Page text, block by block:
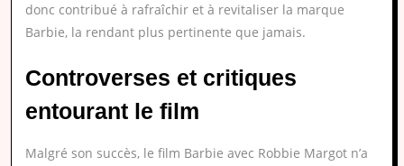
donc contribué à rafraîchir et à revitaliser la marque
Barbie, la rendant plus pertinente que jamais.
Controverses et critiques
entourant le film
Malgré son succès, le film Barbie avec Robbie Margot n’a